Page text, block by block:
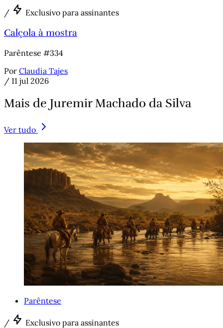
/ Exclusivo para assinantes
Calçola à mostra
Parêntese #334
Por Claudia Tajes
/ 11 jul 2026
Mais de Juremir Machado da Silva
Ver tudo
Parêntese
/ Exclusivo para assinantes